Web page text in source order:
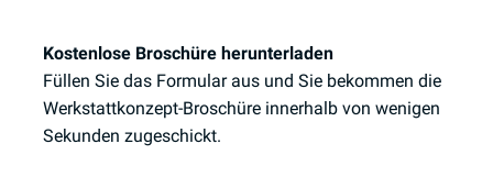
Kostenlose Broschüre herunterladen
Füllen Sie das Formular aus und Sie bekommen die
Werkstattkonzept-Broschüre innerhalb von wenigen
Sekunden zugeschickt.